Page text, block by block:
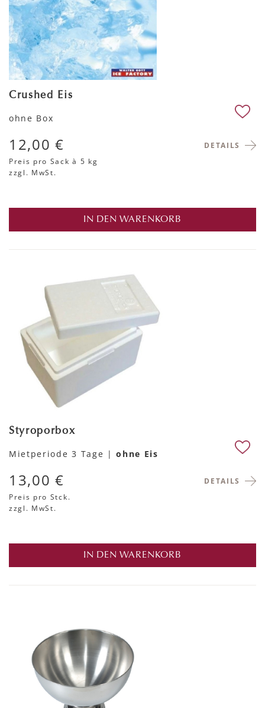
Crushed Eis
ohne Box
DETAILS
12,00 €
Preis pro Sackà 5 kg
zzgl. MwSt.
IN DEN WARENKORB
Styroporbox
Mietperiode 3 Tage |ohne Eis
DETAILS
13,00 €
Preis pro Stck.
zzgl. MwSt.
IN DEN WARENKORB